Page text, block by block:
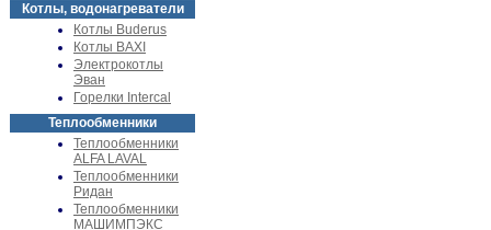
Котлы, водонагреватели
Котлы Buderus
Котлы BAXI
Электрокотлы
Эван
Горелки Intercal
Теплообменники
Теплообменники
ALFA LAVAL
Теплообменники
Ридан
Теплообменники
МАШИМПЭКС